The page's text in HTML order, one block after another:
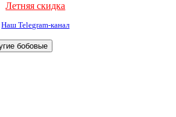
Летняя скидка
Наш Telegram-канал